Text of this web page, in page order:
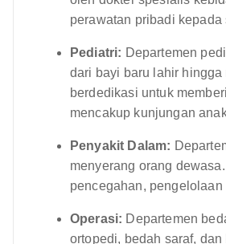
perawatan pribadi kepada
Pediatri: Departemen
dari bayi baru lahir
berdedikasi untuk
mencakup kunjungan
Penyakit Dalam:
menyerang orang
pencegahan,
Operasi: Departemen
ortopedi, bedah saraf,